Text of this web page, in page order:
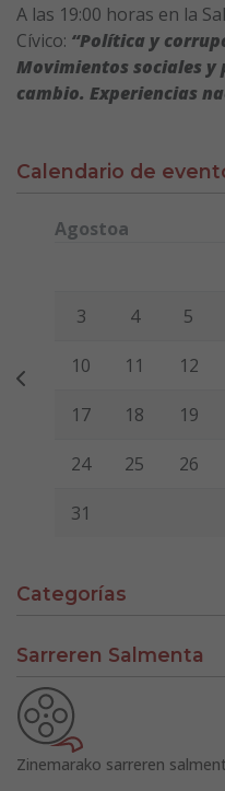
A las 19:00 horas en la
Cívico: “Política y
Movimientos sociales y
cambio. Experiencias
Calendario de
Agostoa
3 4 5
10 11 12
17 18 19
24 25 26
31
Categorías
Sarreren Salmenta
Zinemarako sarreren